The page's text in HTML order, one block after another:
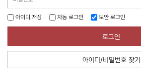
아이디 저장 자동 로그인 보안 로그인
로그인
아이디/비밀번호 찾기